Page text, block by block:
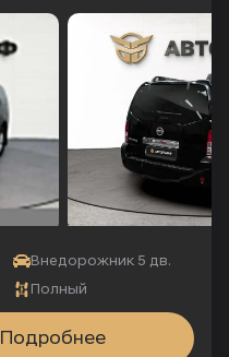
Внедорожник 5 дв.
Полный
Подробнее